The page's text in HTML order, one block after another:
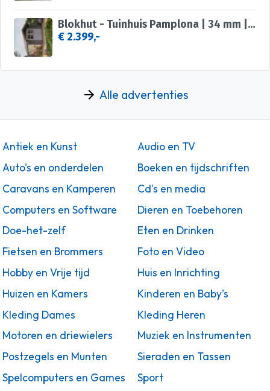
Blokhut - Tuinhuis Pamplona | 34 mm | vuren onbehandeld
€ 2.399,-
Alle advertenties
Antiek en Kunst
Audio en TV
Auto's en onderdelen
Boeken en tijdschriften
Caravans en Kamperen
Cd's en media
Computers en Software
Dieren en Toebehoren
Doe-het-zelf
Eten en Drinken
Fietsen en Brommers
Foto en Video
Hobby en Vrije tijd
Huis en Inrichting
Huizen en Kamers
Kinderen en Baby's
Kleding Dames
Kleding Heren
Motoren en driewielers
Muziek en Instrumenten
Postzegels en Munten
Sieraden en Tassen
Spelcomputers en Games
Sport